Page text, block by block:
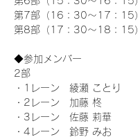
第7部（16：30～17：15）
第8部（17：30～18：15）
◆参加メンバー
2部
・1レーン　綾瀬 ことり
・2レーン　加藤 柊
・3レーン　佐藤 莉華
・4レーン　鈴野 みお